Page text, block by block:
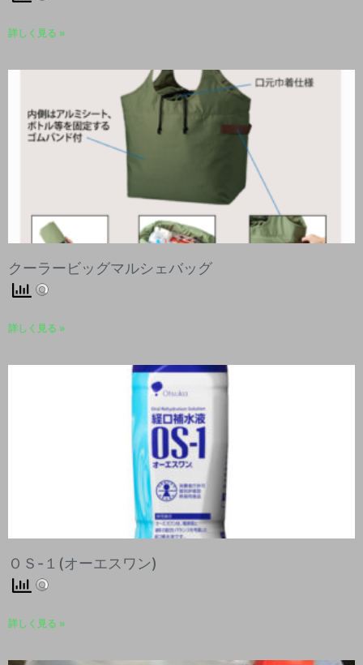
詳しく見る »
クーラービッグマルシェバッグ
詳しく見る »
ＯＳ-１(オーエスワン)
詳しく見る »